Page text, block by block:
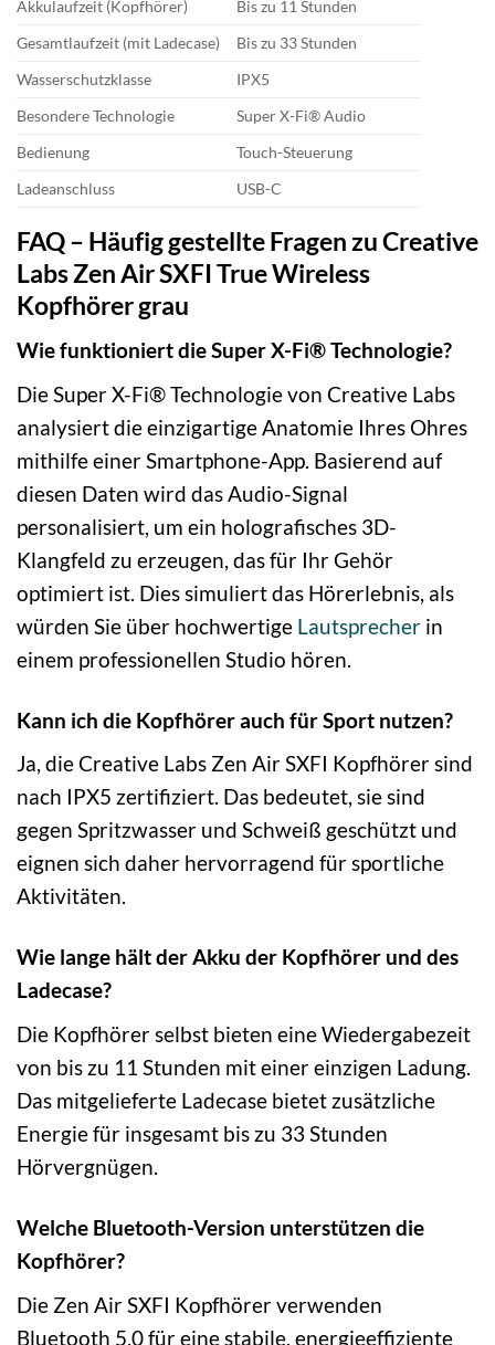
Akkulaufzeit (Kopfhörer)
Bis zu 11 Stunden
Gesamtlaufzeit (mit Ladecase)
Bis zu 33 Stunden
Wasserschutzklasse
IPX5
Besondere Technologie
Super X-Fi® Audio
Bedienung
Touch-Steuerung
Ladeanschluss
USB-C
FAQ – Häufig gestellte Fragen zu Creative
Labs Zen Air SXFI True Wireless
Kopfhörer grau
Wie funktioniert die Super X-Fi® Technologie?
Die Super X-Fi® Technologie von Creative Labs
analysiert die einzigartige Anatomie Ihres Ohres
mithilfe einer Smartphone-App. Basierend auf
diesen Daten wird das Audio-Signal
personalisiert, um ein holografisches 3D-
Klangfeld zu erzeugen, das für Ihr Gehör
optimiert ist. Dies simuliert das Hörerlebnis, als
würden Sie über hochwertige Lautsprecher in
einem professionellen Studio hören.
Kann ich die Kopfhörer auch für Sport nutzen?
Ja, die Creative Labs Zen Air SXFI Kopfhörer sind
nach IPX5 zertifiziert. Das bedeutet, sie sind
gegen Spritzwasser und Schweiß geschützt und
eignen sich daher hervorragend für sportliche
Aktivitäten.
Wie lange hält der Akku der Kopfhörer und des
Ladecase?
Die Kopfhörer selbst bieten eine Wiedergabezeit
von bis zu 11 Stunden mit einer einzigen Ladung.
Das mitgelieferte Ladecase bietet zusätzliche
Energie für insgesamt bis zu 33 Stunden
Hörvergnügen.
Welche Bluetooth-Version unterstützen die
Kopfhörer?
Die Zen Air SXFI Kopfhörer verwenden
Bluetooth 5.0 für eine stabile, energieeffiziente